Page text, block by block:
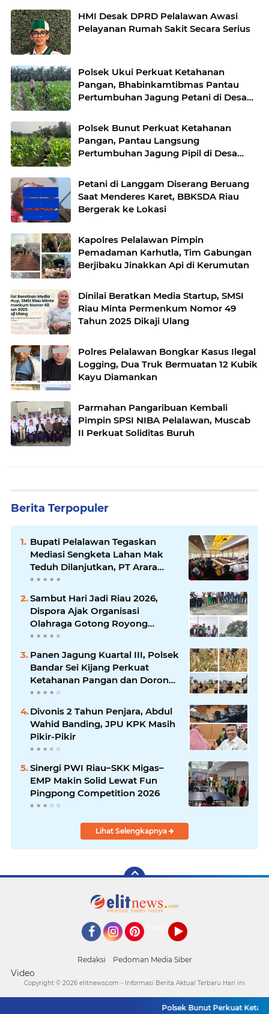
HMI Desak DPRD Pelalawan Awasi
Pelayanan Rumah Sakit Secara Serius
Polsek Ukui Perkuat Ketahanan
Pangan, Bhabinkamtibmas Pantau
Pertumbuhan Jagung Petani di Desa
Polsek Bunut Perkuat Ketahanan
Pangan, Pantau Langsung
Pertumbuhan Jagung Pipil di Desa
Petani di Langgam Diserang Beruang
Saat Menderes Karet, BBKSDA Riau
Bergerak ke Lokasi
Kapolres Pelalawan Pimpin
Pemadaman Karhutla, Tim Gabungan
Berjibaku Jinakkan Api di Kerumutan
Dinilai Beratkan Media Startup, SMSI
Riau Minta Permenkum Nomor 49
Tahun 2025 Dikaji Ulang
Polres Pelalawan Bongkar Kasus Ilegal
Logging, Dua Truk Bermuatan 12 Kubik
Kayu Diamankan
Parmahan Pangaribuan Kembali
Pimpin SPSI NIBA Pelalawan, Muscab
II Perkuat Soliditas Buruh
Berita Terpopuler
Bupati Pelalawan Tegaskan
Mediasi Sengketa Lahan Mak
Teduh Dilanjutkan, PT Arara
Abadi Diminta Hadir pada
Pertemuan Berikutnya
Sambut Hari Jadi Riau 2026,
Dispora Ajak Organisasi
Olahraga Gotong Royong
Percantik Stadion Utama Riau
Panen Jagung Kuartal III, Polsek
Bandar Sei Kijang Perkuat
Ketahanan Pangan dan Dorong
Produktivitas Petani
Divonis 2 Tahun Penjara, Abdul
Wahid Banding, JPU KPK Masih
Pikir-Pikir
Sinergi PWI Riau–SKK Migas–
EMP Makin Solid Lewat Fun
Pingpong Competition 2026
Lihat Selengkapnya
Twitter
Redaksi Pedoman Media Siber
Video
Polsek Bunut Perkuat
Copyright © 2026 elitnewscom - Informasi Berita Aktual Terbaru Hari ini